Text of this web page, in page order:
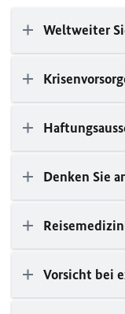
Weltweiter
Denken Sie
Vorsicht bei